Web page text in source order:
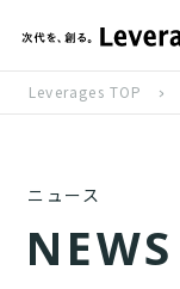
Leverages TOP
ニュース
NEWS